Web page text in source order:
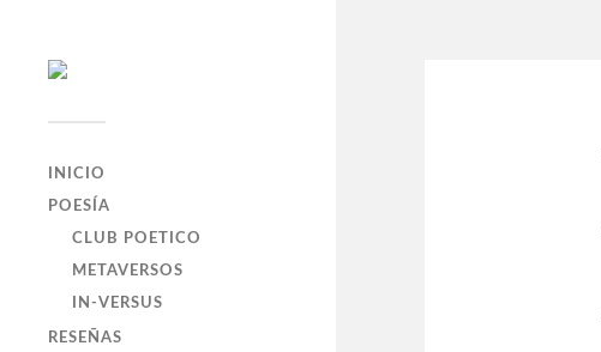
INICIO
POESÍA
CLUB POETICO
METAVERSOS
IN-VERSUS
RESEÑAS